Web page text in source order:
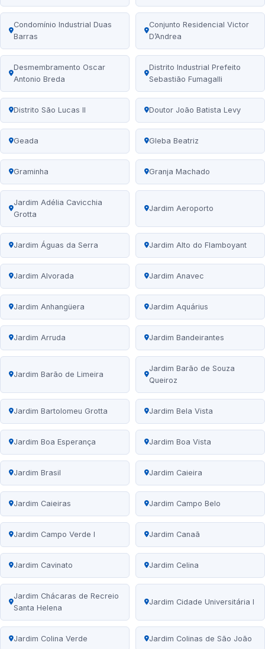
Condomínio Industrial Duas
Barras
Conjunto Residencial Victor
D’Andrea
Desmembramento Oscar
Antonio Breda
Distrito Industrial Prefeito
Sebastião Fumagalli
Distrito São Lucas II Doutor João Batista Levy
Geada Gleba Beatriz
Graminha Granja Machado
Jardim Adélia Cavicchia
Grotta
Jardim Aeroporto
Jardim Águas da Serra Jardim Alto do Flamboyant
Jardim Alvorada Jardim Anavec
Jardim Anhangüera Jardim Aquárius
Jardim Arruda Jardim Bandeirantes
Jardim Barão de Limeira
Jardim Barão de Souza
Queiroz
Jardim Bartolomeu Grotta Jardim Bela Vista
Jardim Boa Esperança Jardim Boa Vista
Jardim Brasil Jardim Caieira
Jardim Caieiras Jardim Campo Belo
Jardim Campo Verde I Jardim Canaã
Jardim Cavinato Jardim Celina
Jardim Chácaras de Recreio
Santa Helena
Jardim Cidade Universitária I
Jardim Colina Verde Jardim Colinas de São João